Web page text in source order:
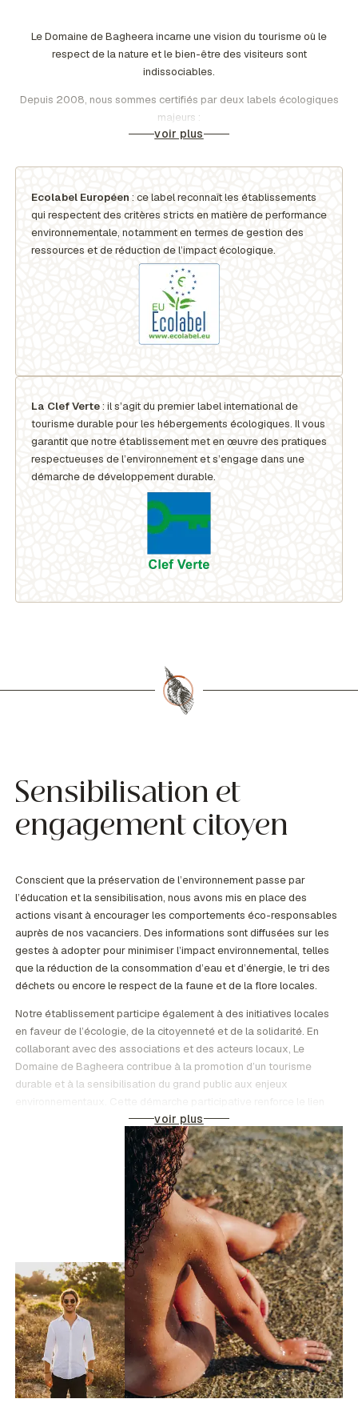
Le Domaine de Bagheera incarne une vision du tourisme où le
respect de la nature et le bien-être des visiteurs sont
indissociables.
Depuis 2008, nous sommes certifiés par deux labels écologiques
majeurs :
voir plus
Ecolabel Européen : ce label reconnaît les établissements
qui respectent des critères stricts en matière de performance
environnementale, notamment en termes de gestion des
ressources et de réduction de l’impact écologique.
La Clef Verte: il s’agit du premier label international de
tourisme durable pour les hébergements écologiques. Il vous
garantit que notre établissement met en œuvre des pratiques
respectueuses de l’environnement et s’engage dans une
démarche de développement durable.
Sensibilisation et
engagement citoyen
Conscient que la préservation de l’environnement passe par
l’éducation et la sensibilisation, nous avons mis en place des
actions visant à encourager les comportements éco-responsables
auprès de nos vacanciers. Des informations sont diffusées sur les
gestes à adopter pour minimiser l’impact environnemental, telles
que la réduction de la consommation d’eau et d’énergie, le tri des
déchets ou encore le respect de la faune et de la flore locales.
Notre établissement participe également à des initiatives locales
en faveur de l’écologie, de la citoyenneté et de la solidarité. En
collaborant avec des associations et des acteurs locaux, Le
Domaine de Bagheera contribue à la promotion d’un tourisme
durable et à la sensibilisation du grand public aux enjeux
environnementaux. Cette démarche participative renforce le lien
entre le domaine et la communauté locale, tout en offrant aux
visiteurs une expérience enrichissante et éducative.
voir plus